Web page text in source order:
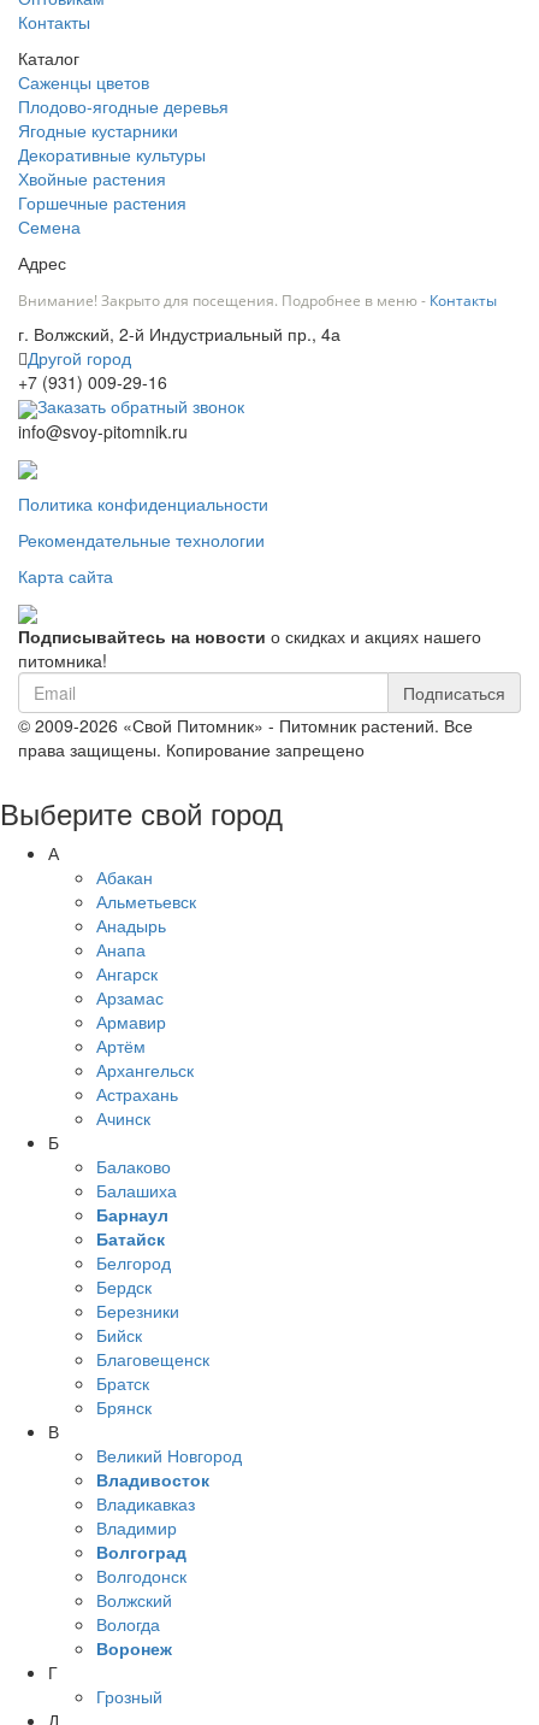
Контакты
Каталог
Саженцы цветов
Плодово-ягодные деревья
Ягодные кустарники
Декоративные культуры
Хвойные растения
Горшечные растения
Семена
Адрес
Внимание! Закрыто для посещения. Подробнее в меню - Контакты
г. Волжский, 2-й Индустриальный пр., 4а
Другой город
+7 (931) 009-29-16
Заказать обратный звонок
info@svoy-pitomnik.ru
Политика конфиденциальности
Рекомендательные технологии
Карта сайта
Подписывайтесь на новости о скидках и акциях нашего
питомника!
Подписаться
© 2009-2026 «Свой Питомник» - Питомник растений. Все
права защищены. Копирование запрещено
Выберите свой город
А
Абакан
Альметьевск
Анадырь
Анапа
Ангарск
Арзамас
Армавир
Артём
Архангельск
Астрахань
Ачинск
Б
Балаково
Балашиха
Барнаул
Батайск
Белгород
Бердск
Березники
Бийск
Благовещенск
Братск
Брянск
В
Великий Новгород
Владивосток
Владикавказ
Владимир
Волгоград
Волгодонск
Волжский
Вологда
Воронеж
Г
Грозный